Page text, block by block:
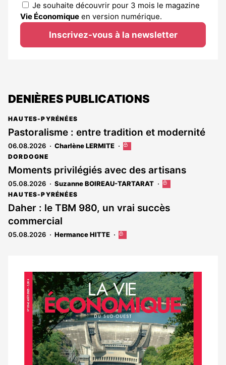
Je souhaite découvrir pour 3 mois le magazine
Vie Économique en version numérique.
Inscrivez-vous à la newsletter
DENIÈRES PUBLICATIONS
HAUTES-PYRÉNÉES
Pastoralisme : entre tradition et modernité
06.08.2026 Charlène LERMITE
Cet
réservé
aux
DORDOGNE
Moments privilégiés avec des artisans
05.08.2026 Suzanne BOIREAU-TARTARAT
Cet
est
réservé
HAUTES-PYRÉNÉES
Daher : le TBM 980, un vrai succès
commercial
05.08.2026 Hermance HITTE
Cet
aux
abonnés
Notre
dernier
magazine